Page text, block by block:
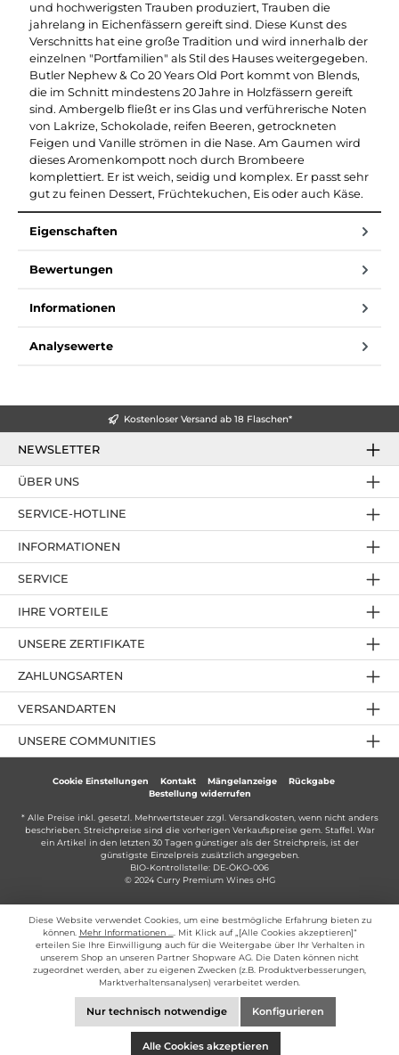
und hochwerigsten Trauben produziert, Trauben die
jahrelang in Eichenfässern gereift sind. Diese Kunst des
Verschnitts hat eine große Tradition und wird innerhalb der
einzelnen "Portfamilien" als Stil des Hauses weitergegeben.
Butler Nephew & Co 20 Years Old Port kommt von Blends,
die im Schnitt mindestens 20 Jahre in Holzfässern gereift
sind. Ambergelb fließt er ins Glas und verführerische Noten
von Lakrize, Schokolade, reifen Beeren, getrockneten
Feigen und Vanille strömen in die Nase. Am Gaumen wird
dieses Aromenkompott noch durch Brombeere
komplettiert. Er ist weich, seidig und komplex. Er passt sehr
gut zu feinen Dessert, Früchtekuchen, Eis oder auch Käse.
Eigenschaften
Bewertungen
Informationen
Analysewerte
Kostenloser Versand ab 18 Flaschen*
NEWSLETTER
SERVICE-HOTLINE
IHRE VORTEILE
ZAHLUNGSARTEN
ÜBER UNS
UNSERE ZERTIFIKATE
INFORMATIONEN
SERVICE
UNSERE COMMUNITIES
VERSANDARTEN
Cookie Einstellungen Kontakt Mängelanzeige
Rückgabe
Bestellung widerrufen
* Alle Preise inkl. gesetzl. Mehrwertsteuer zzgl. Versandkosten, wenn nicht anders
beschrieben. Streichpreise sind die vorherigen Verkaufspreise gem. Staffel. War
ein Artikel in den letzten 30 Tagen günstiger als der Streichpreis, ist der
günstigste Einzelpreis zusätzlich angegeben.
BIO-Kontrollstelle: DE-ÖKO-006
© 2024 Curry Premium Wines oHG
Diese Website verwendet Cookies, um eine bestmögliche Erfahrung bieten zu
können. Mehr Informationen ...
. Mit Klick auf „[Alle Cookies akzeptieren]“
erteilen Sie Ihre Einwilligung auch für die Weitergabe über Ihr Verhalten in
unserem Shop an unseren Partner Shopware AG. Die Daten können nicht
zugeordnet werden, aber zu eigenen Zwecken (z.B. Produktverbesserungen,
Marktverhaltensanalysen) verarbeitet werden.
Nur technisch notwendige Konfigurieren
Alle Cookies akzeptieren